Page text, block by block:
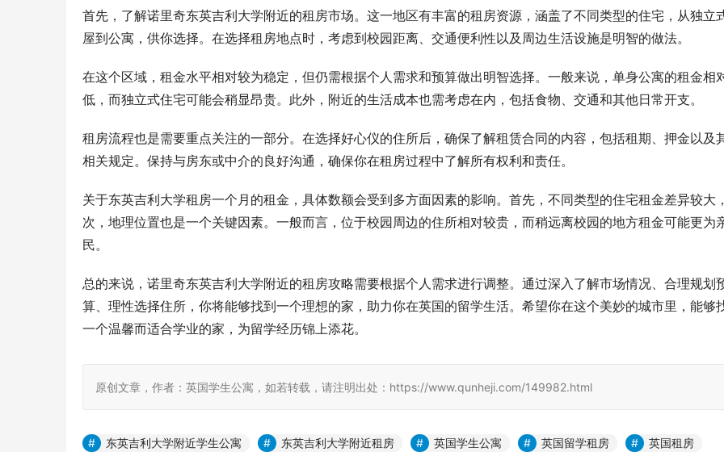
首先，了解诺里奇东英吉利大学附近的租房市场。这一地区有丰富的租房资源，涵盖了不同类型的住宅，从独立
屋到公寓，供你选择。在选择租房地点时，考虑到校园距离、交通便利性以及周边生活设施是明智的做法。
在这个区域，租金水平相对较为稳定，但仍需根据个人需求和预算做出明智选择。一般来说，单身公寓的租金相
低，而独立式住宅可能会稍显昂贵。此外，附近的生活成本也需考虑在内，包括食物、交通和其他日常开支。
租房流程也是需要重点关注的一部分。在选择好心仪的住所后，确保了解租赁合同的内容，包括租期、押金以及
相关规定。保持与房东或中介的良好沟通，确保你在租房过程中了解所有权利和责任。
关于东英吉利大学租房一个月的租金，具体数额会受到多方面因素的影响。首先，不同类型的住宅租金差异较大
次，地理位置也是一个关键因素。一般而言，位于校园周边的住所相对较贵，而稍远离校园的地方租金可能更为
民。
总的来说，诺里奇东英吉利大学附近的租房攻略需要根据个人需求进行调整。通过深入了解市场情况、合理规划
算、理性选择住所，你将能够找到一个理想的家，助力你在英国的留学生活。希望你在这个美妙的城市里，能够
一个温馨而适合学业的家，为留学经历锦上添花。
原创文章，作者：英国学生公寓，如若转载，请注明出处：https://www.qunheji.com/149982.html
东英吉利大学附近学生公寓 东英吉利大学附近租房 英国学生公寓 英国留学租房
英国租房